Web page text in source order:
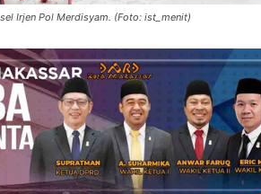
Irjen Pol Merdisyam. (Foto: ist_menit)